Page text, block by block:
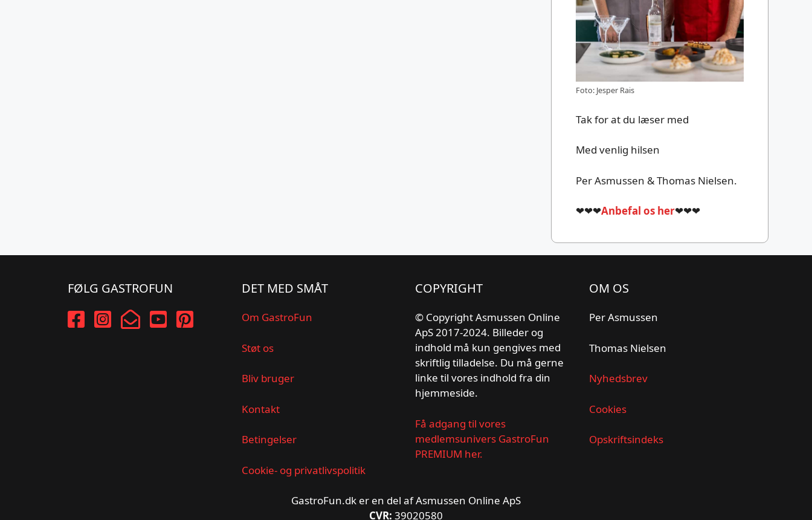
Foto: Jesper Rais
Tak for at du læser med
Med venlig hilsen
Per Asmussen & Thomas Nielsen.
❤❤❤Anbefal os her❤❤❤
FØLG GASTROFUN DET MED SMÅT
Om GastroFun
Støt os
Bliv bruger
Kontakt
Betingelser
Cookie- og privatlivspolitik
COPYRIGHT
© Copyright Asmussen Online
ApS 2017-2024. Billeder og
indhold må kun gengives med
skriftlig tilladelse. Du må gerne
linke til vores indhold fra din
hjemmeside.
Få adgang til vores
medlemsunivers GastroFun
PREMIUM her.
OM OS
Per Asmussen
Thomas Nielsen
Nyhedsbrev
Cookies
Opskriftsindeks
GastroFun.dk er en del af Asmussen Online ApS
CVR: 39020580